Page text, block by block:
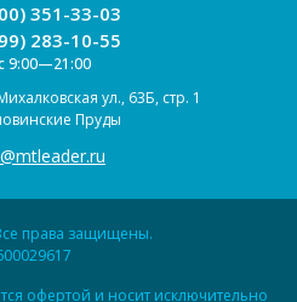
351-33-03
283-10-55
9:00—21:00
ул., 63Б, стр. 1
Пруды
права защищены.
офертой и носит исключительно